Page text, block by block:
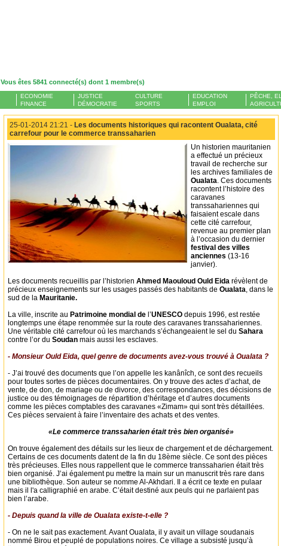
Vous êtes 5841 connecté(s) dont 1 membre(s)
ECONOMIE
FINANCE
JUSTICE
DÉMOCRATIE
CULTURE
SPORTS
EDUCATION
EMPLOI
PÊCHE,
25-01-2014 21:21 - Les documents historiques qui racontent Oualata, cité
carrefour pour le commerce transsaharien
Un historien mauritanien
a effectué un précieux
travail de recherche sur
les archives familiales de
Oualata. Ces documents
racontent l’histoire des
caravanes
transsahariennes qui
faisaient escale dans
cette cité carrefour,
revenue au premier plan
à l’occasion du dernier
festival des villes
anciennes (13-16
janvier).
Les documents recueillis par l’historien Ahmed Maouloud Ould Eida révèlent de
précieux enseignements sur les usages passés des habitants de Oualata, dans le
sud de la Mauritanie.
La ville, inscrite au Patrimoine mondial de l’UNESCO depuis 1996, est restée
longtemps une étape renommée sur la route des caravanes transsahariennes.
Une véritable cité carrefour où les marchands s’échangeaient le sel du Sahara
contre l’or du Soudan mais aussi les esclaves.
- Monsieur Ould Eida, quel genre de documents avez-vous trouvé à Oualata ?
- J’ai trouvé des documents que l’on appelle les kanânîch, ce sont des recueils
pour toutes sortes de pièces documentaires. On y trouve des actes d’achat, de
vente, de don, de mariage ou de divorce, des correspondances, des décisions de
justice ou des témoignages de répartition d’héritage et d’autres documents
comme les pièces comptables des caravanes «Zimam» qui sont très détaillées.
Ces pièces servaient à faire l’inventaire des achats et des ventes.
«Le commerce transsaharien était très bien organisé»
On trouve également des détails sur les lieux de chargement et de déchargement.
Certains de ces documents datent de la fin du 18ème siècle. Ce sont des pièces
très précieuses. Elles nous rappellent que le commerce transsaharien était très
bien organisé. J’ai également pu mettre la main sur un manuscrit très rare dans
une bibliothèque. Son auteur se nomme Al-Akhdari. Il a écrit ce texte en pulaar
mais il l'a calligraphié en arabe. C’était destiné aux peuls qui ne parlaient pas
bien l’arabe.
- Depuis quand la ville de Oualata existe-t-elle ?
- On ne le sait pas exactement. Avant Oualata, il y avait un village soudanais
nommé Birou et peuplé de populations noires. Ce village a subsisté jusqu’à